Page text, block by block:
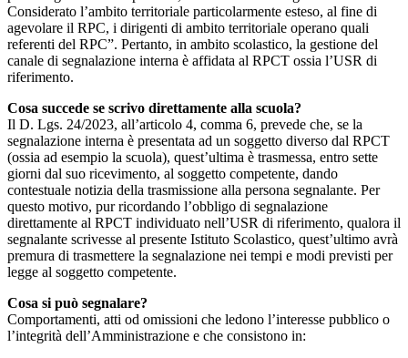
Considerato l’ambito territoriale particolarmente esteso, al fine di
agevolare il RPC, i dirigenti di ambito territoriale operano quali
referenti del RPC”. Pertanto, in ambito scolastico, la gestione del
canale di segnalazione interna è affidata al RPCT ossia l’USR di
riferimento.
Cosa succede se scrivo direttamente alla scuola?
Il D. Lgs. 24/2023, all’articolo 4, comma 6, prevede che, se la
segnalazione interna è presentata ad un soggetto diverso dal RPCT
(ossia ad esempio la scuola), quest’ultima è trasmessa, entro sette
giorni dal suo ricevimento, al soggetto competente, dando
contestuale notizia della trasmissione alla persona segnalante. Per
questo motivo, pur ricordando l’obbligo di segnalazione
direttamente al RPCT individuato nell’USR di riferimento, qualora il
segnalante scrivesse al presente Istituto Scolastico, quest’ultimo avrà
premura di trasmettere la segnalazione nei tempi e modi previsti per
legge al soggetto competente.
Cosa si può segnalare?
Comportamenti, atti od omissioni che ledono l’interesse pubblico o
l’integrità dell’Amministrazione e che consistono in: